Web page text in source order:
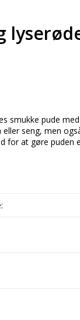
smukke pude
seng, men
for at gøre puden